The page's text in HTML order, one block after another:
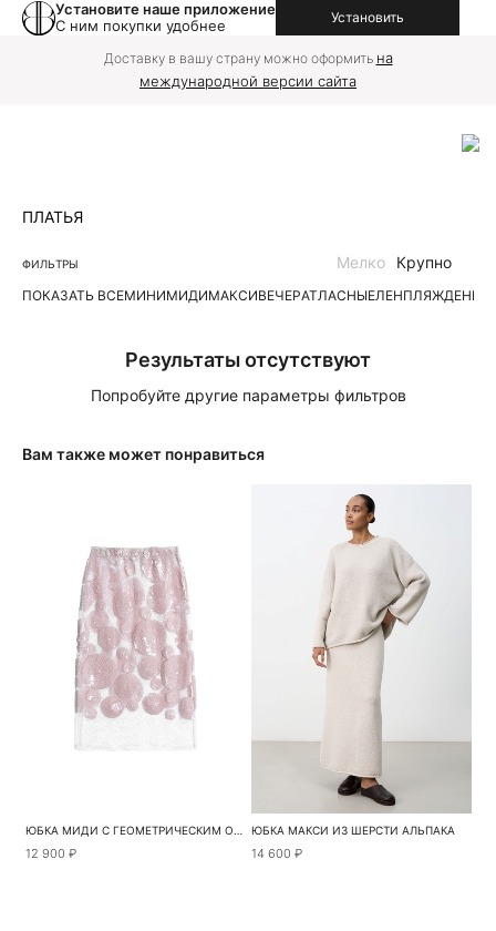
Установите наше приложение
С ним покупки удобнее
Установить
Доставку в вашу страну можно оформить на
международной версии сайта
ПЛАТЬЯ
ФИЛЬТРЫ
ПОКАЗАТЬ ВСЕМИНИМИДИМАКСИВЕЧЕРАТЛАСНЫЕЛЕНПЛЯЖДЕНИМ
Мелко Крупно
Результаты отсутствуют
Попробуйте другие параметры фильтров
Вам также может понравиться
ЮБКА МИДИ С ГЕОМЕТРИЧЕСКИМ ОРНАМЕНТОМ ИЗ ПАЙЕТОК
12 900 ₽
ЮБКА МАКСИ ИЗ ШЕРСТИ АЛЬПАКА
14 600 ₽